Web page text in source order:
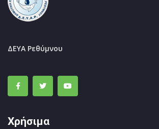
ΔΕΥΑ Ρεθύμνου
Χρήσιμα